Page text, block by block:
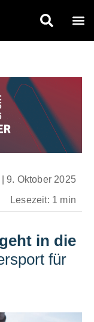
9. Oktober 2025
Lesezeit: 1 min
in die
für